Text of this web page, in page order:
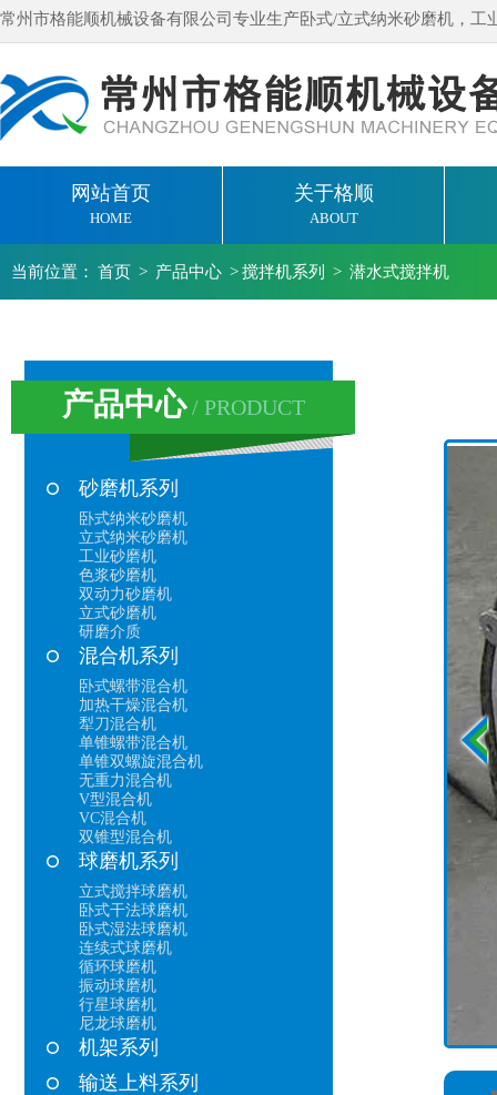
常州市格能顺机械设备有限公司专业生产卧式/立式纳米砂磨机，工
网站首页
HOME
关于格顺
ABOUT
当前位置： 首页 > 产品中心 >搅拌机系列 > 潜水式搅拌机
产品中心/ PRODUCT
砂磨机系列
卧式纳米砂磨机
立式纳米砂磨机
工业砂磨机
色浆砂磨机
双动力砂磨机
立式砂磨机
研磨介质
混合机系列
卧式螺带混合机
加热干燥混合机
犁刀混合机
单锥螺带混合机
单锥双螺旋混合机
无重力混合机
V型混合机
VC混合机
双锥型混合机
球磨机系列
立式搅拌球磨机
卧式干法球磨机
卧式湿法球磨机
连续式球磨机
循环球磨机
振动球磨机
行星球磨机
尼龙球磨机
机架系列
输送上料系列